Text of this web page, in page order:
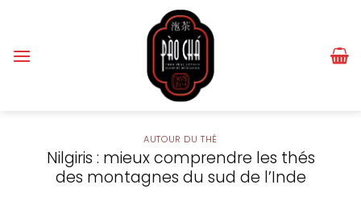
contenu
AUTOUR DU THÉ
Nilgiris : mieux comprendre les thés
des montagnes du sud de l’Inde